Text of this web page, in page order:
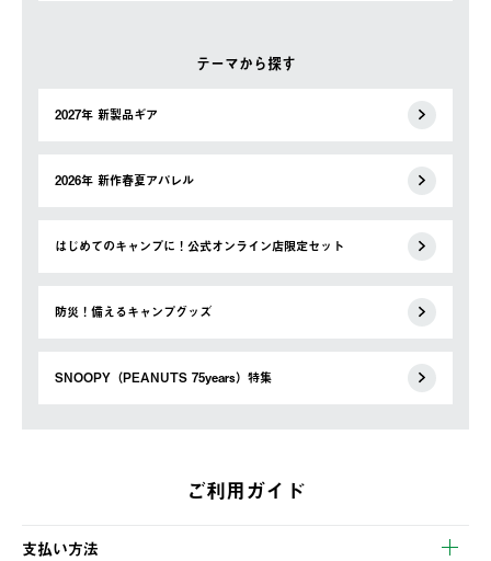
テーマから探す
2027年 新製品ギア
2026年 新作春夏アパレル
はじめてのキャンプに！公式オンライン店限定セット
防災！備えるキャンプグッズ
SNOOPY（PEANUTS 75years）特集
ご利用ガイド
支払い方法